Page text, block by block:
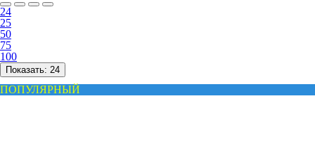
24
25
50
75
100
Показать: 24
ПОПУЛЯРНЫЙ